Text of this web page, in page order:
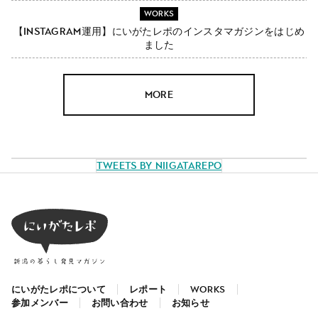
WORKS
【Instagram運用】にいがたレポのインスタマガジンをはじめ
ました
MORE
Tweets by NiigataRepo
にいがたレポについて レポート
WORKS
参加メンバー
お問い合わせ お知らせ